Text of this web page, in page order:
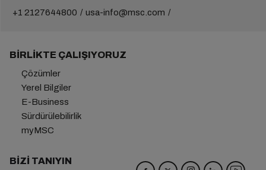
+1 2127644800 usa-info@msc.com
BIRLIKTE ÇALIŞIYORUZ
Çözümler
Yerel Bilgiler
E-Business
Sürdürülebilirlik
myMSC
BIZI TANIYIN